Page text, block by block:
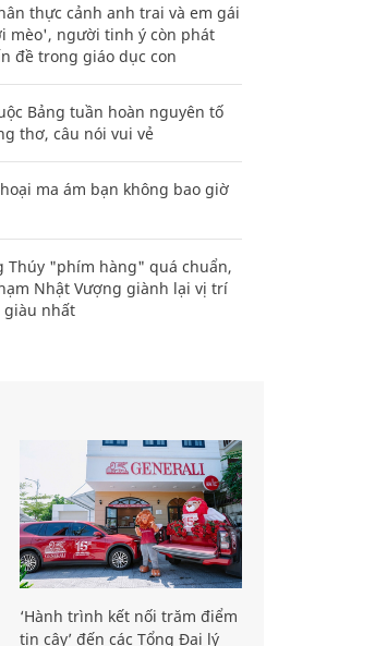
thực cảnh anh trai và em gái
mèo', người tinh ý còn phát
đề trong giáo dục con
Bảng tuần hoàn nguyên tố
thơ, câu nói vui vẻ
ma ám bạn không bao giờ
Thúy "phím hàng" quá chuẩn,
Nhật Vượng giành lại vị trí
nhất
‘Hành trình kết nối trăm điểm
tin cậy’ đến các Tổng Đại lý